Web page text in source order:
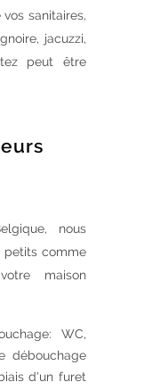
sanitaires,
jacuzzi,
peut être
nous
petits comme
maison
WC,
débouchage
d'un furet